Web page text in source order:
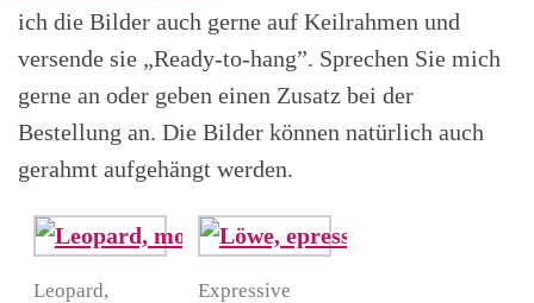
ich die Bilder auch gerne auf Keilrahmen und
versende sie „Ready-to-hang”. Sprechen Sie mich
gerne an oder geben einen Zusatz bei der
Bestellung an. Die Bilder können natürlich auch
gerahmt aufgehängt werden.
Leopard,
Expressive